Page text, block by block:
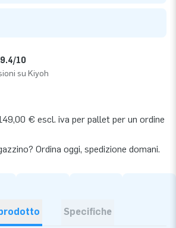
9.4/10
su Kiyoh
€ escl. iva per pallet per un ordine
Ordina oggi, spedizione domani.
Specifiche